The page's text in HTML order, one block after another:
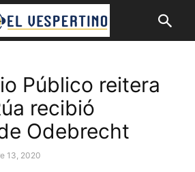
Público reitera
recibió
Odebrecht
13, 2020